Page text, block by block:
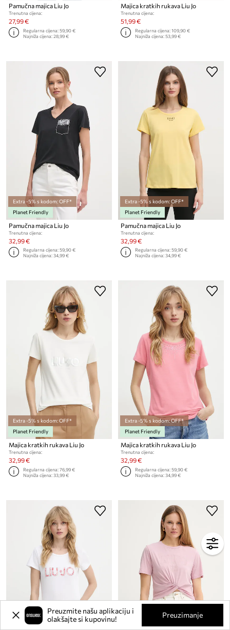
Pamučna majica Liu Jo
Trenutna cijena:
27,99 €
Regularna cijena:59,90 €
Najniža cijena:28,99 €
Majica kratkih rukava Liu Jo
Trenutna cijena:
51,99 €
Regularna cijena:109,90 €
Najniža cijena:53,99 €
Extra -5% s kodom: OFF*
Planet Friendly
Pamučna majica Liu Jo
Trenutna cijena:
32,99 €
Regularna cijena:59,90 €
Najniža cijena:34,99 €
Extra -5% s kodom: OFF*
Planet Friendly
Pamučna majica Liu Jo
Trenutna cijena:
32,99 €
Regularna cijena:59,90 €
Najniža cijena:34,99 €
Extra -5% s kodom: OFF*
Planet Friendly
Majica kratkih rukava Liu Jo
Trenutna cijena:
32,99 €
Regularna cijena:76,99 €
Najniža cijena:33,99 €
Extra -5% s kodom: OFF*
Planet Friendly
Majica kratkih rukava Liu Jo
Trenutna cijena:
32,99 €
Regularna cijena:59,90 €
Najniža cijena:34,99 €
Preuzmite našu aplikaciju i
olakšajte si kupovinu!
Preuzimanje